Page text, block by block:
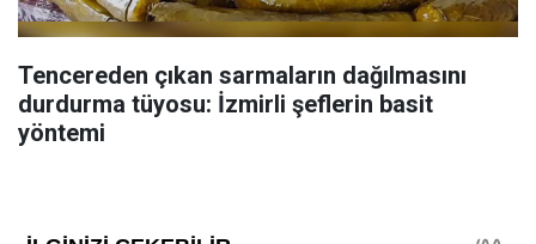
Tencereden çıkan sarmaların dağılmasını
durdurma tüyosu: İzmirli şeflerin basit
yöntemi